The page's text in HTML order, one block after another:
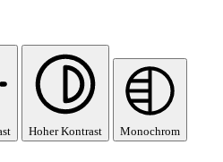
Hoher Kontrast Monochrom